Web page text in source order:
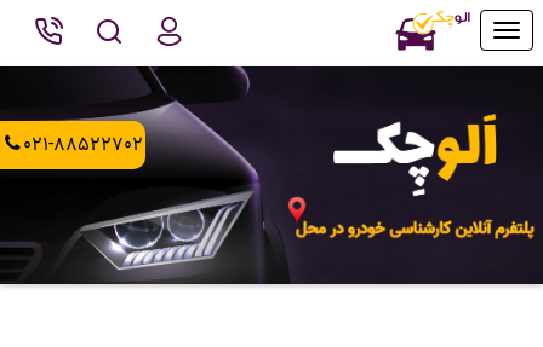
Toggle
navigation
021-88522702